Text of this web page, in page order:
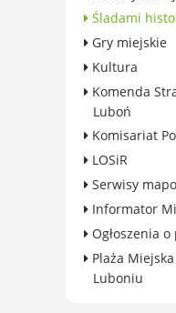
Rolnictwo
Zwierzęta
Centrum
Karty
Duża
Konsultacje
ewaluacje
Luboński
Konkursy
Fundusze
Śladami
Gry miejskie
Kultura
Komenda
Luboń
Komisariat
LOSiR
Serwisy
Informator
Ogłoszenia o
Plaża
Luboniu